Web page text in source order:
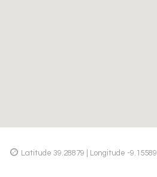
Latitude 39.28879 | Longitude -9.15589